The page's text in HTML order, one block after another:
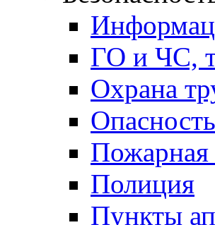
ГО и ЧС,
Охрана
Пожарная
Полиция
Пункты